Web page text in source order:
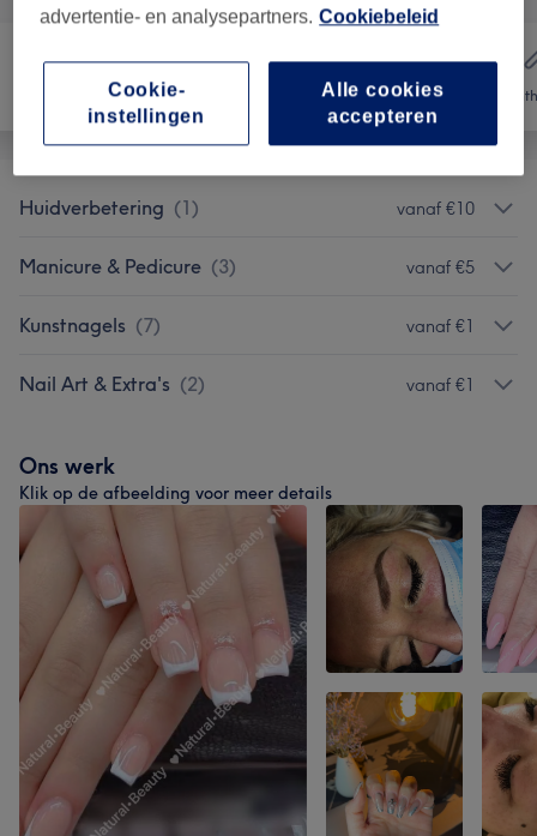
Haar Nagels
Huidverbetering (1) vanaf €10
Manicure & Pedicure (3) vanaf €5
Kunstnagels (7) vanaf €1
Nail Art & Extra's (2) vanaf €1
Ons werk
Klik op de afbeelding voor meer details
advertentie- en analysepartners. Cookiebeleid
Alle cookies
accepteren
Cookie-
instellingen